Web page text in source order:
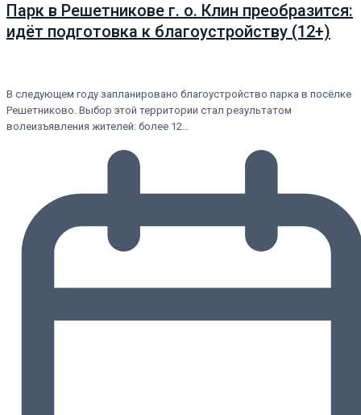
Парк в Решетникове г. о. Клин преобразится:
идёт подготовка к благоустройству (12+)
В следующем году запланировано благоустройство парка в посёлке
Решетниково. Выбор этой территории стал результатом
волеизъявления жителей: более 12…